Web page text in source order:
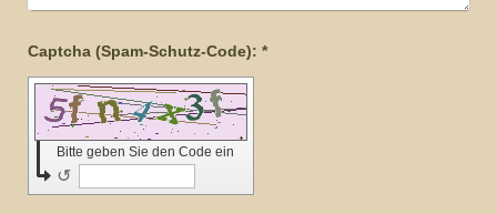
Captcha (Spam-Schutz-Code): *
Bitte geben Sie den Code ein
↺